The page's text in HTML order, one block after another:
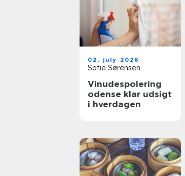
02. july 2026
Sofie Sørensen
Vinudespolering
odense klar udsigt
i hverdagen